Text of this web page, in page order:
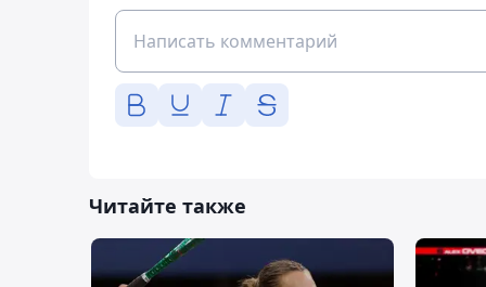
Читайте также